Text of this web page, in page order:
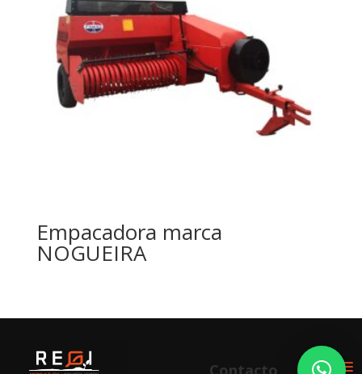
Empacadora marca
NOGUEIRA
Contacto